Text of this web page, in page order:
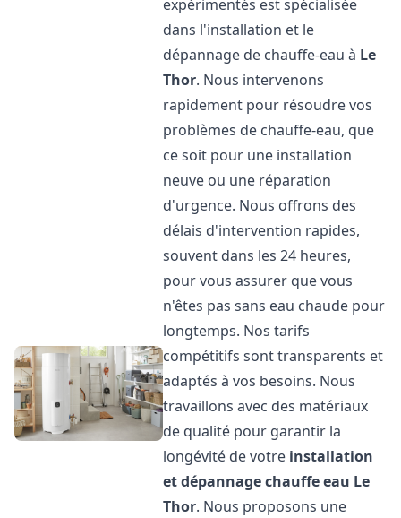
expérimentés est spécialisée
dans l'installation et le
dépannage de chauffe-eau à Le
Thor. Nous intervenons
rapidement pour résoudre vos
problèmes de chauffe-eau, que
ce soit pour une installation
neuve ou une réparation
d'urgence. Nous offrons des
délais d'intervention rapides,
souvent dans les 24 heures,
pour vous assurer que vous
n'êtes pas sans eau chaude pour
longtemps. Nos tarifs
compétitifs sont transparents et
adaptés à vos besoins. Nous
travaillons avec des matériaux
de qualité pour garantir la
longévité de votre installation
et dépannage chauffe eau Le
Thor. Nous proposons une